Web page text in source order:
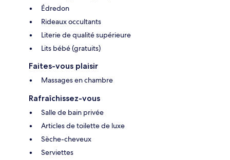
Édredon
Rideaux occultants
Literie de qualité supérieure
Lits bébé (gratuits)
Faites-vous plaisir
Massages en chambre
Rafraîchissez-vous
Salle de bain privée
Articles de toilette de luxe
Sèche-cheveux
Serviettes